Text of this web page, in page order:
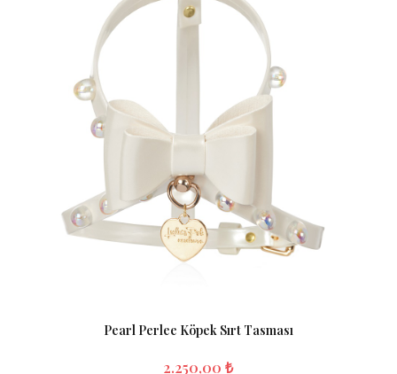
Pearl Perlee Köpek Sırt Tasması
2.250,00 ₺